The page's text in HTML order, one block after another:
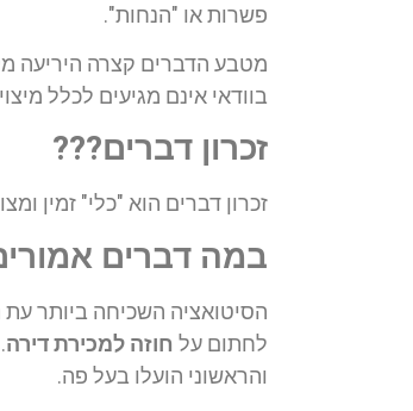
פשרות או "הנחות".
מטבע הדברים קצרה היריעה
בוודאי אינם מגיעים לכלל
זכרון דברים???
זכרון דברים הוא "כלי" זמין
במה דברים
הסיטואציה השכיחה ביותר עת
לחתום על חוזה למכירת דירה
והראשוני הועלו בעל פה.